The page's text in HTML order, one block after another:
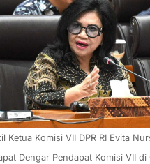
Ketua Komisi VII DPR RI Evita
Dengar Pendapat Komisi VII di